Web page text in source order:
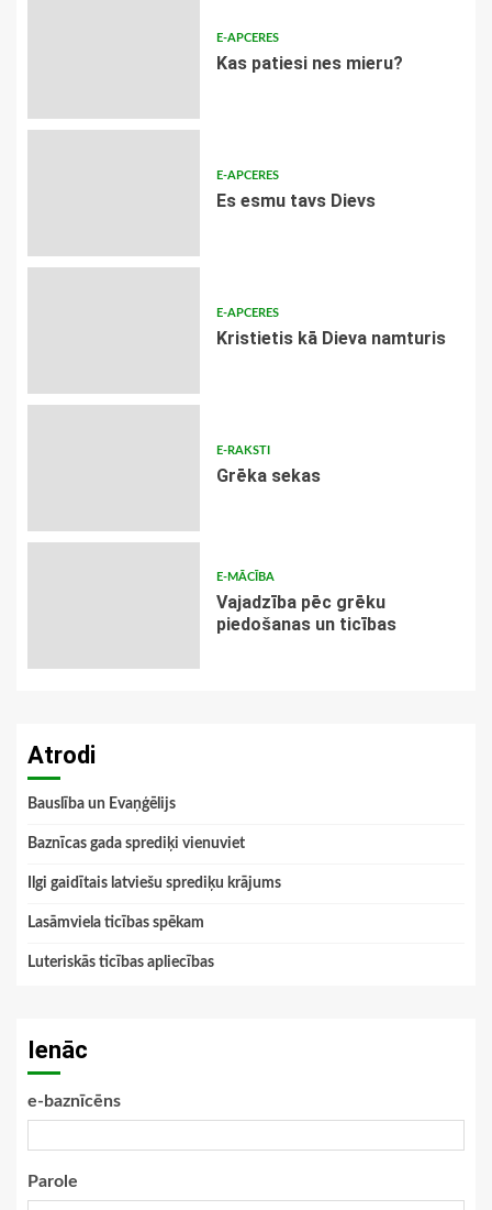
E-APCERES
​Kas patiesi nes mieru?
E-APCERES
Es esmu tavs Dievs
E-APCERES
Kristietis kā Dieva namturis
E-RAKSTI
Grēka sekas
E-MĀCĪBA
Vajadzība pēc grēku
piedošanas un ticības
Atrodi
Bauslība un Evaņģēlijs
Baznīcas gada sprediķi vienuviet
Ilgi gaidītais latviešu sprediķu krājums
Lasāmviela ticības spēkam
Luteriskās ticības apliecības
Ienāc
e-baznīcēns
Parole